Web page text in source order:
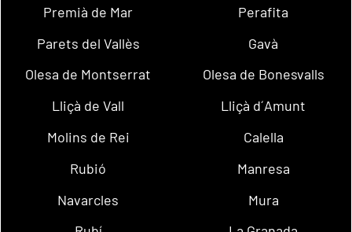
Premià de Mar
Perafita
Parets del Vallès
Gavà
Olesa de Montserrat
Olesa de Bonesvalls
Lliçà de Vall
Lliçà d´Amunt
Molins de Rei
Calella
Rubió
Manresa
Navarcles
Mura